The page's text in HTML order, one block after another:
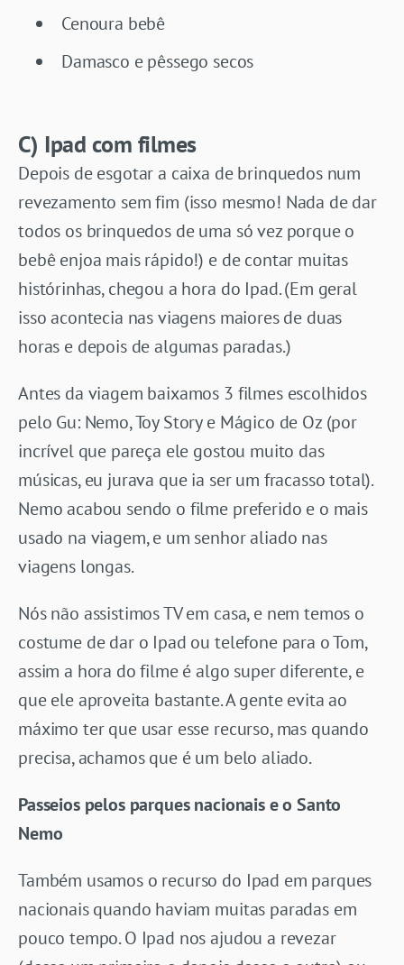
Cenoura bebê
Damasco e pêssego secos
C) Ipad com filmes
Depois de esgotar a caixa de brinquedos num
revezamento sem fim (isso mesmo! Nada de dar
todos os brinquedos de uma só vez porque o
bebê enjoa mais rápido!) e de contar muitas
histórinhas, chegou a hora do Ipad. (Em geral
isso acontecia nas viagens maiores de duas
horas e depois de algumas paradas.)
Antes da viagem baixamos 3 filmes escolhidos
pelo Gu: Nemo, Toy Story e Mágico de Oz (por
incrível que pareça ele gostou muito das
músicas, eu jurava que ia ser um fracasso total).
Nemo acabou sendo o filme preferido e o mais
usado na viagem, e um senhor aliado nas
viagens longas.
Nós não assistimos TV em casa, e nem temos o
costume de dar o Ipad ou telefone para o Tom,
assim a hora do filme é algo super diferente, e
que ele aproveita bastante. A gente evita ao
máximo ter que usar esse recurso, mas quando
precisa, achamos que é um belo aliado.
Passeios pelos parques nacionais e o Santo
Nemo
Também usamos o recurso do Ipad em parques
nacionais quando haviam muitas paradas em
pouco tempo. O Ipad nos ajudou a revezar